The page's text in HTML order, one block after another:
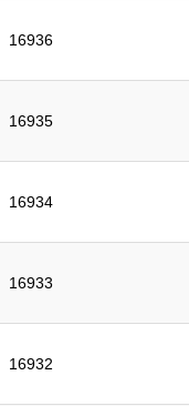
16936
16935
16934
16933
16932